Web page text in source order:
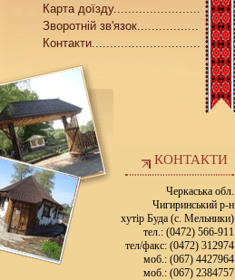
Карта доїзду........................
Зворотній зв'язок.................
Контакти..............................
КОНТАКТИ
Черкаська обл.
Чигиринський р-н
хутір Буда (с. Мельники)
тел.: (0472) 566-911
тел/факс: (0472) 312974
моб.: (067) 4427964
моб.: (067) 2384757